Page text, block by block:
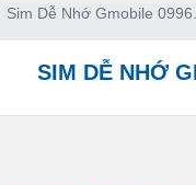
Sim Dễ Nhớ Gmobile
SIM DỄ NHỚ